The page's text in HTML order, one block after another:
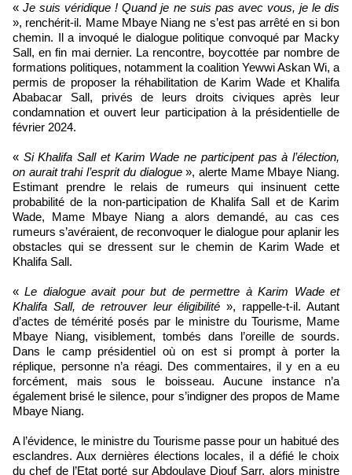
« Je suis véridique ! Quand je ne suis pas avec vous, je le dis
», renchérit-il. Mame Mbaye Niang ne s’est pas arrêté en si bon
chemin. Il a invoqué le dialogue politique convoqué par Macky
Sall, en fin mai dernier. La rencontre, boycottée par nombre de
formations politiques, notamment la coalition Yewwi Askan Wi, a
permis de proposer la réhabilitation de Karim Wade et Khalifa
Ababacar Sall, privés de leurs droits civiques après leur
condamnation et ouvert leur participation à la présidentielle de
février 2024.
« Si Khalifa Sall et Karim Wade ne participent pas à l’élection,
on aurait trahi l’esprit du dialogue», alerte Mame Mbaye Niang.
Estimant prendre le relais de rumeurs qui insinuent cette
probabilité de la non-participation de Khalifa Sall et de Karim
Wade, Mame Mbaye Niang a alors demandé, au cas ces
rumeurs s’avéraient, de reconvoquer le dialogue pour aplanir les
obstacles qui se dressent sur le chemin de Karim Wade et
Khalifa Sall.
«Le dialogue avait pour but de permettre à Karim Wade et
Khalifa Sall, de retrouver leur éligibilité», rappelle-t-il. Autant
d’actes de témérité posés par le ministre du Tourisme, Mame
Mbaye Niang, visiblement, tombés dans l’oreille de sourds.
Dans le camp présidentiel où on est si prompt à porter la
réplique, personne n’a réagi. Des commentaires, il y en a eu
forcément, mais sous le boisseau. Aucune instance n’a
également brisé le silence, pour s’indigner des propos de Mame
Mbaye Niang.
A l’évidence, le ministre du Tourisme passe pour un habitué des
esclandres. Aux dernières élections locales, il a défié le choix
du chef de l’Etat porté sur Abdoulaye Diouf Sarr, alors ministre